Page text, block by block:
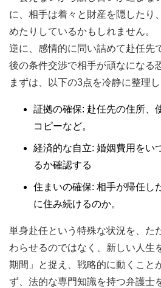
に、相手は着々と財産を隠したり
めたりしているかもしれません。
逆に、感情的に問い詰めて赴任先
後の条件交渉で相手が頑なになる
まずは、以下の3点を冷静に整理し
証拠の確保: 赴任先の住所、
コピーなど。
経済的な自立: 婚姻費用をい
るか確認する
住まいの確保: 相手が帰任し
に住み続けるのか。
単身赴任という特殊な状況を、た
わらせるのではなく、新しい人生
期間」と捉え、戦略的に動くこと
ず、法的な専門知識を持つ弁護士